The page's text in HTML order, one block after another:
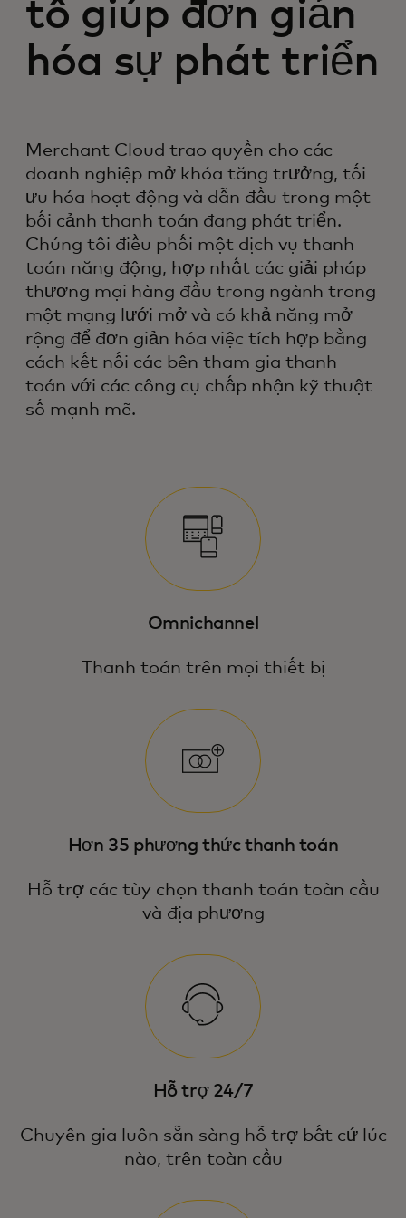
tố giúp đơn giản
hóa sự phát triển
Merchant Cloud trao quyền cho các
doanh nghiệp mở khóa tăng trưởng, tối
ưu hóa hoạt động và dẫn đầu trong một
bối cảnh thanh toán đang phát triển.
Chúng tôi điều phối một dịch vụ thanh
toán năng động, hợp nhất các giải pháp
thương mại hàng đầu trong ngành trong
một mạng lưới mở và có khả năng mở
rộng để đơn giản hóa việc tích hợp bằng
cách kết nối các bên tham gia thanh
toán với các công cụ chấp nhận kỹ thuật
số mạnh mẽ.
Omnichannel
Thanh toán trên mọi thiết bị
Hơn 35 phương thức thanh toán
Hỗ trợ các tùy chọn thanh toán toàn cầu
và địa phương
Hỗ trợ 24/7
Chuyên gia luôn sẵn sàng hỗ trợ bất cứ lúc
nào, trên toàn cầu